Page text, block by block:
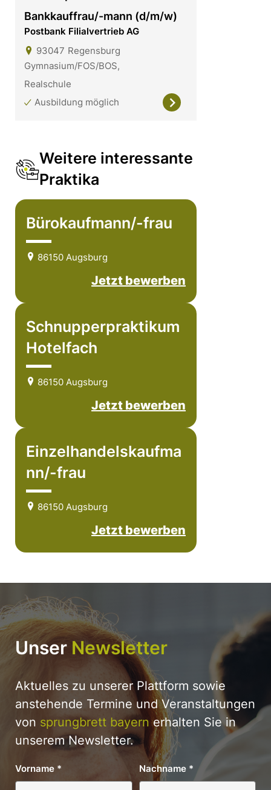
Bankkauffrau/-mann (d/m/w)
Postbank Filialvertrieb AG
93047 Regensburg
Gymnasium/FOS/BOS,
Realschule
Ausbildung möglich
Weitere interessante
Praktika
Bürokaufmann/-frau
86150 Augsburg
Jetzt bewerben
Schnupperpraktikum
Hotelfach
86150 Augsburg
Jetzt bewerben
Einzelhandelskaufma
nn/-frau
86150 Augsburg
Jetzt bewerben
Unser Newsletter
Aktuelles zu unserer Plattform sowie
anstehende Termine und Veranstaltungen
von sprungbrett bayernerhalten Sie in
unserem Newsletter.
Vorname * Nachname *